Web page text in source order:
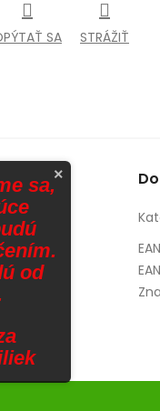
SA STRÁŽIŤ
EAN
×
sa,
od